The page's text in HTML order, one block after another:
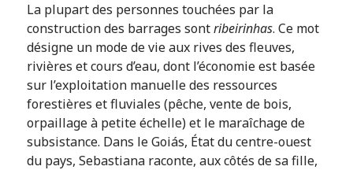
La plupart des personnes touchées par la
construction des barrages sontribeirinhas. Ce mot
désigne un mode de vie aux rives des fleuves,
rivières et cours d’eau, dont l’économie est basée
sur l’exploitation manuelle des ressources
forestières et fluviales (pêche, vente de bois,
orpaillage à petite échelle) et le maraîchage de
subsistance. Dans le Goiás, État du centre-ouest
du pays, Sebastiana raconte, aux côtés de sa fille,